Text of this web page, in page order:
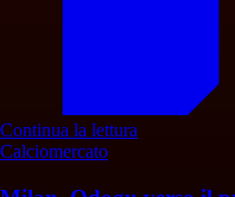
Continua la lettura
Calciomercato